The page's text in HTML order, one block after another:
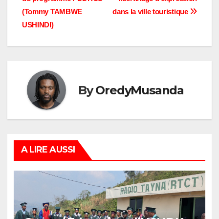
dans la ville touristique
(Tommy TAMBWE
USHINDI)
ByOredyMusanda
A LIRE AUSSI